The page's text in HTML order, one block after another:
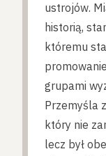
ustrojów.
historią,
któremu
grupami
Przemyśla
który nie
lecz był